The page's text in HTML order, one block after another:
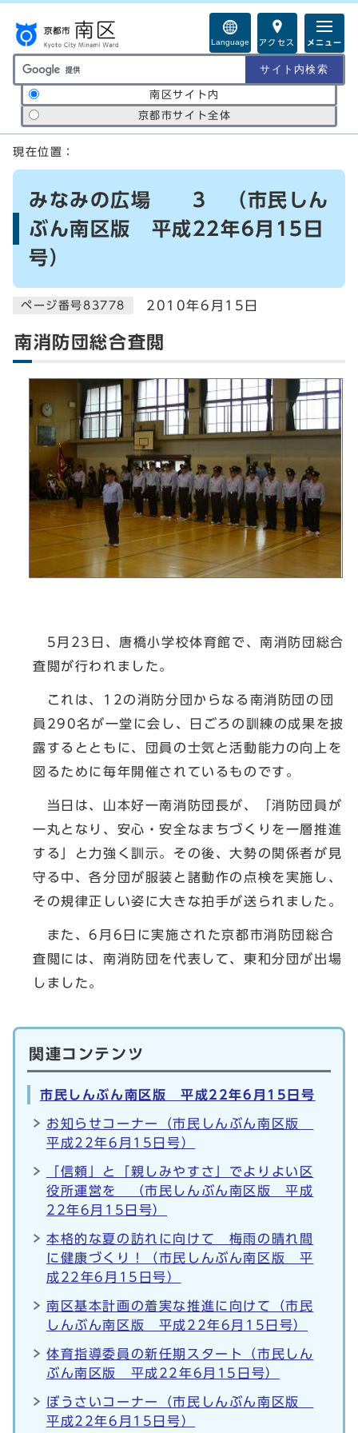
Language アクセス メニュー
サイト内検索の範囲
南区サイト内
京都市サイト全体
ここから本文です
現在位置：
みなみの広場 3 （市民しん
ぶん南区版 平成22年6月15日
号）
ページ番号83778 2010年6月15日
南消防団総合査閲
5月23日、唐橋小学校体育館で、南消防団総合
査閲が行われました。
これは、12の消防分団からなる南消防団の団
員290名が一堂に会し、日ごろの訓練の成果を披
露するとともに、団員の士気と活動能力の向上を
図るために毎年開催されているものです。
当日は、山本好一南消防団長が、「消防団員が
一丸となり、安心・安全なまちづくりを一層推進
する」と力強く訓示。その後、大勢の関係者が見
守る中、各分団が服装と諸動作の点検を実施し、
その規律正しい姿に大きな拍手が送られました。
また、6月6日に実施された京都市消防団総合
査閲には、南消防団を代表して、東和分団が出場
しました。
関連コンテンツ
市民しんぶん南区版 平成22年6月15日号
お知らせコーナー（市民しんぶん南区版
平成22年6月15日号）
「信頼」と「親しみやすさ」でよりよい区
役所運営を （市民しんぶん南区版 平成
22年6月15日号）
本格的な夏の訪れに向けて 梅雨の晴れ間
に健康づくり！（市民しんぶん南区版 平
成22年6月15日号）
南区基本計画の着実な推進に向けて（市民
しんぶん南区版 平成22年6月15日号）
体育指導委員の新任期スタート（市民しん
ぶん南区版 平成22年6月15日号）
ぼうさいコーナー（市民しんぶん南区版
平成22年6月15日号）